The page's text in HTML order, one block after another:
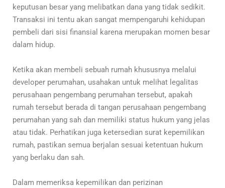
keputusan besar yang melibatkan dana yang tidak sedikit.
Transaksi ini tentu akan sangat mempengaruhi kehidupan
pembeli dari sisi finansial karena merupakan momen besar
dalam hidup.
Ketika akan membeli sebuah rumah khususnya melalui
developer perumahan, usahakan untuk melihat legalitas
perusahaan pengembang perumahan tersebut, apakah
rumah tersebut berada di tangan perusahaan pengembang
perumahan yang sah dan memiliki status hukum yang jelas
atau tidak. Perhatikan juga ketersedian surat kepemilikan
rumah, pastikan semua berjalan sesuai ketentuan hukum
yang berlaku dan sah.
Dalam memeriksa kepemilikan dan perizinan